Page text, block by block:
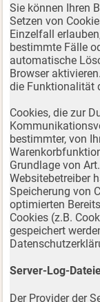
Sie können Ihren
Setzen von
Einzelfall
bestimmte Fälle
automatische
Browser
die Funktionalität
Cookies, die zur
bestimmter, von
Grundlage von
Websitebetreiber
Speicherung von
optimierten
Cookies (z.B.
gespeichert
Server-Log-
Der Provider der